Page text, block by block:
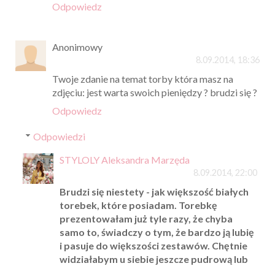
Odpowiedz
Anonimowy
8.09.2014, 18:36
Twoje zdanie na temat torby która masz na
zdjęciu: jest warta swoich pieniędzy ? brudzi się ?
Odpowiedz
Odpowiedzi
STYLOLY Aleksandra Marzęda
8.09.2014, 22:00
Brudzi się niestety - jak większość białych
torebek, które posiadam. Torebkę
prezentowałam już tyle razy, że chyba
samo to, świadczy o tym, że bardzo ją lubię
i pasuje do większości zestawów. Chętnie
widziałabym u siebie jeszcze pudrową lub